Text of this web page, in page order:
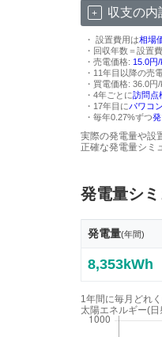
収支の内
・ 設置費用は相場
・回収年数＝設置
・売電価格: 15.0円
・11年目以降の売
・買電価格: 36.0
・4年ごとに訪問点
・17年目にパワコ
・毎年0.27%ずつ
実際の発電量や設
正確な発電量シミ
発電量シ
発電量(年間)
8,353kWh
1年間に毎月どれ
太陽エネルギー(